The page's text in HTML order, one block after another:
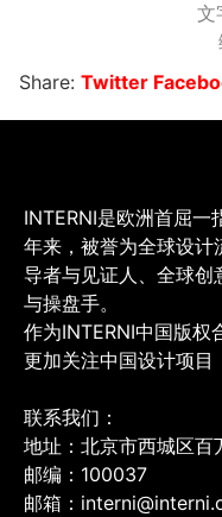
文
Share: Twitter
INTERNI是欧洲首屈一
年来，被誉为全球设计
导者与见证人、全球创
与操盘手。
作为INTERNI中国版权
更加关注中国设计项目
联系我们：
地址：北京市西城区
邮编：100037
邮箱：